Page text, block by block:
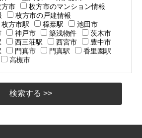
方市
枚方市のマンション情報
枚方市の戸建情報
枚方市駅 樟葉駅
池田市
神戸市 築浅物件
茨木市
西三荘駅 西宮市
豊中市
門真市 門真駅
香里園駅
高槻市